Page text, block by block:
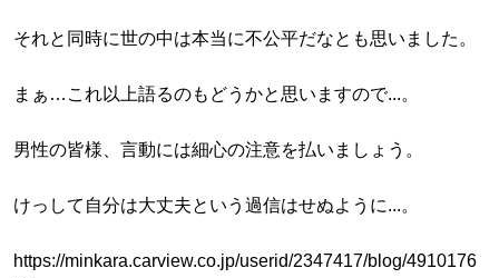
それと同時に世の中は本当に不公平だなとも思いました。
まぁ…これ以上語るのもどうかと思いますので...。
男性の皆様、言動には細心の注意を払いましょう。
けっして自分は大丈夫という過信はせぬように...。
https://minkara.carview.co.jp/userid/2347417/blog/4910176